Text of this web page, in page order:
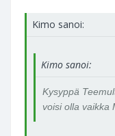
Kimo sanoi:
Kimo sanoi:
Kysyppä
voisi olla vaikka